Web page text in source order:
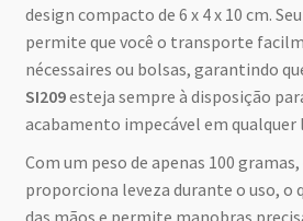
design compacto de 6 x 4 x 10 cm.
permite que você o transporte
nécessaires ou bolsas, garantindo
SI209esteja sempre à disposição
acabamento impecável em qualquer
Com um peso de apenas 100
proporciona leveza durante o uso, o